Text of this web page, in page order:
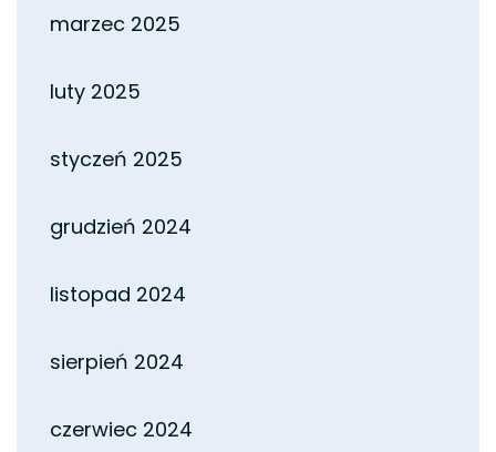
marzec 2025
luty 2025
styczeń 2025
grudzień 2024
listopad 2024
sierpień 2024
czerwiec 2024